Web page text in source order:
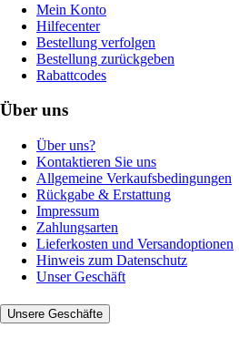
Mein Konto
Hilfecenter
Bestellung verfolgen
Bestellung zurückgeben
Rabattcodes
Über uns
Über uns?
Kontaktieren Sie uns
Allgemeine Verkaufsbedingungen
Rückgabe & Erstattung
Impressum
Zahlungsarten
Lieferkosten und Versandoptionen
Hinweis zum Datenschutz
Unser Geschäft
Unsere Geschäfte